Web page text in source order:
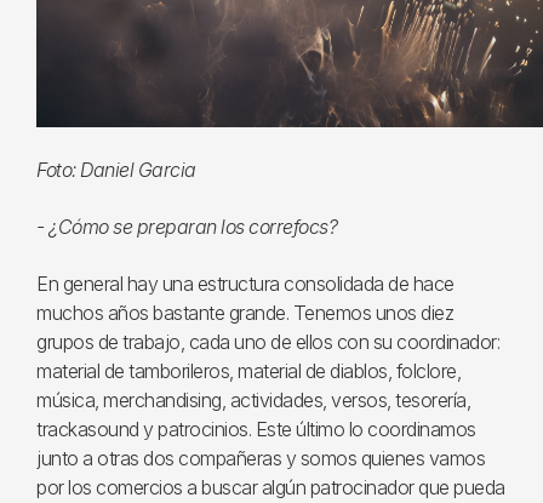
Foto: Daniel Garcia
- ¿Cómo se preparan los correfocs?
En general hay una estructura consolidada de hace
muchos años bastante grande. Tenemos unos diez
grupos de trabajo, cada uno de ellos con su coordinador:
material de tamborileros, material de diablos, folclore,
música, merchandising, actividades, versos, tesorería,
trackasound y patrocinios. Este último lo coordinamos
junto a otras dos compañeras y somos quienes vamos
por los comercios a buscar algún patrocinador que pueda